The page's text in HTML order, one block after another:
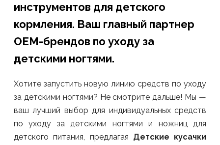
инструментов для детского
кормления. Ваш главный партнер
OEM-брендов по уходу за
детскими ногтями.
Хотите запустить новую линию средств по уходу
за детскими ногтями? Не смотрите дальше! Мы —
ваш лучший выбор для индивидуальных средств
по уходу за детскими ногтями и ножниц для
детского питания, предлагая Детские кусачки